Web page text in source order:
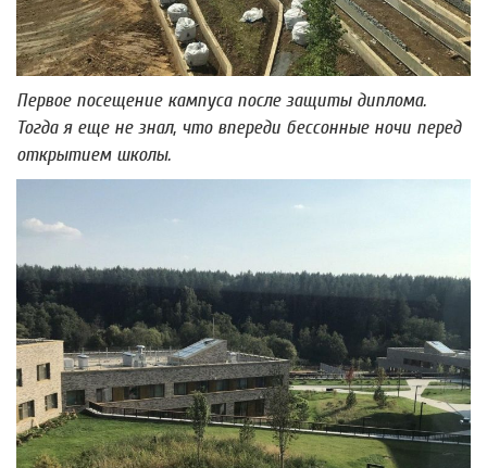
Первое посещение кампуса после защиты диплома.
Тогда я еще не знал, что впереди бессонные ночи перед
открытием школы.